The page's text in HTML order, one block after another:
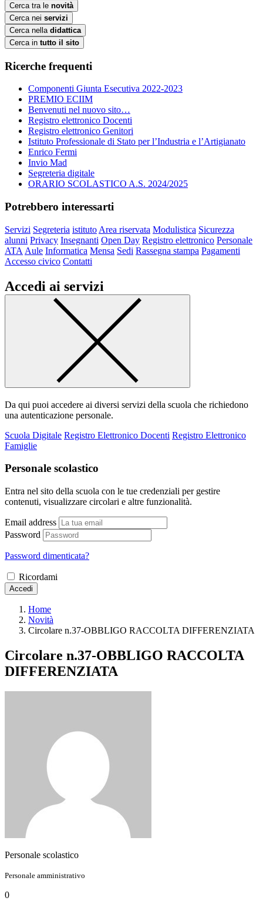
Cerca tra le novità
Cerca nei servizi
Cerca nella didattica
Cerca in tutto il sito
Ricerche frequenti
Componenti Giunta Esecutiva 2022-2023
PREMIO ECIIM
Benvenuti nel nuovo sito…
Registro elettronico Docenti
Registro elettronico Genitori
Istituto Professionale di Stato per l’Industria e l’Artigianato
Enrico Fermi
Invio Mad
Segreteria digitale
ORARIO SCOLASTICO A.S. 2024/2025
Potrebbero interessarti
Servizi Segreteria istituto Area riservata Modulistica Sicurezza
alunni Privacy Insegnanti Open Day Registro elettronico Personale
ATA Aule Informatica Mensa Sedi Rassegna stampa Pagamenti
Accesso civico Contatti
Accedi ai servizi
Da qui puoi accedere ai diversi servizi della scuola che richiedono
una autenticazione personale.
Scuola Digitale Registro Elettronico Docenti Registro Elettronico
Famiglie
Personale scolastico
Entra nel sito della scuola con le tue credenziali per gestire
contenuti, visualizzare circolari e altre funzionalità.
Email address
Password
Password dimenticata?
Ricordami
Accedi
Home
Novità
Circolare n.37-OBBLIGO RACCOLTA DIFFERENZIATA
Circolare n.37-OBBLIGO RACCOLTA
DIFFERENZIATA
Personale scolastico
Personale amministrativo
0